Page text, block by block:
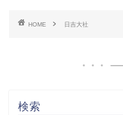
HOME 日吉大社
検索